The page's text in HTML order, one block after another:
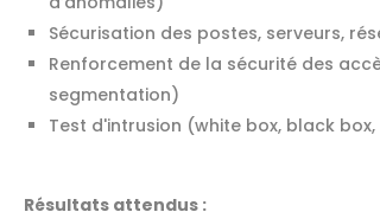
Sécurisation des postes, serveurs,
Renforcement de la sécurité des
segmentation)
Test d'intrusion (white box, black
Résultats attendus :